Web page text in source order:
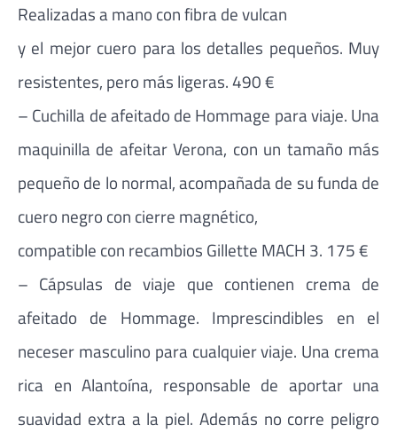
Realizadas a mano con fibra de vulcan
y el mejor cuero para los detalles pequeños. Muy
resistentes, pero más ligeras. 490 €
– Cuchilla de afeitado de Hommage para viaje. Una
maquinilla de afeitar Verona, con un tamaño más
pequeño de lo normal, acompañada de su funda de
cuero negro con cierre magnético,
compatible con recambios Gillette MACH 3. 175 €
– Cápsulas de viaje que contienen crema de
afeitado de Hommage. Imprescindibles en el
neceser masculino para cualquier viaje. Una crema
rica en Alantoína, responsable de aportar una
suavidad extra a la piel. Además no corre peligro